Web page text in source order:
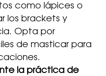
como lápices o
los brackets y
Opta por
de masticar para
la práctica de